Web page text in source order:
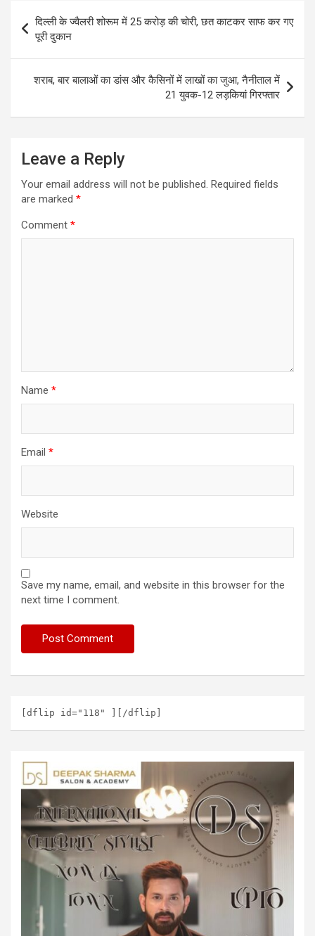
Post
navigation
दिल्ली के ज्वैलरी शोरूम में 25 करोड़ की चोरी, छत काटकर साफ कर गए
पूरी दुकान
शराब, बार बालाओं का डांस और कैसिनों में लाखों का जुआ, नैनीताल में
21 युवक-12 लड़कियां गिरफ्तार
Leave a Reply
Your email address will not be published. Required fields
are marked *
Comment *
Name *
Email *
Website
Save my name, email, and website in this browser for the
next time I comment.
[dflip id="118" ][/dflip]